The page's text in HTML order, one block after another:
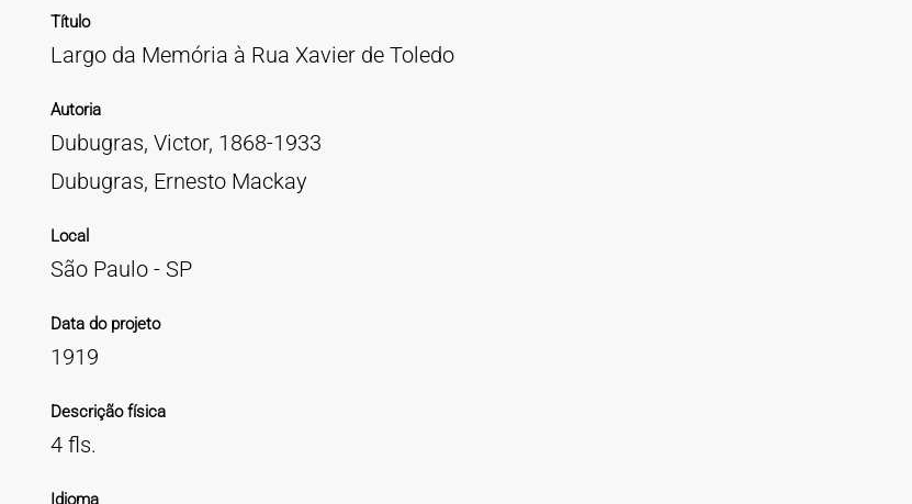
Título
Largo da Memória à Rua Xavier de Toledo
Autoria
Dubugras, Victor, 1868-1933
Dubugras, Ernesto Mackay
Local
São Paulo - SP
Data do projeto
1919
Descrição física
4 fls.
Idioma